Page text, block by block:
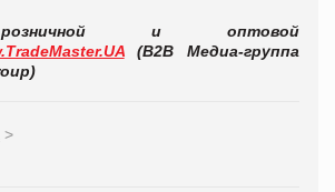
и оптовой
(В2В Медиа-группа
>